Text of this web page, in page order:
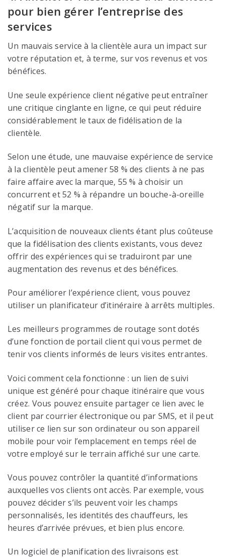
pour bien gérer l’entreprise des
services
Un mauvais service à la clientèle aura un impact sur
votre réputation et, à terme, sur vos revenus et vos
bénéfices.
Une seule expérience client négative peut entraîner
une critique cinglante en ligne, ce qui peut réduire
considérablement le taux de fidélisation de la
clientèle.
Selon une étude, une mauvaise expérience de service
à la clientèle peut amener 58 % des clients à ne pas
faire affaire avec la marque, 55 % à choisir un
concurrent et 52 % à répandre un bouche-à-oreille
négatif sur la marque.
L’acquisition de nouveaux clients étant plus coûteuse
que la fidélisation des clients existants, vous devez
offrir des expériences qui se traduiront par une
augmentation des revenus et des bénéfices.
Pour améliorer l’expérience client, vous pouvez
utiliser un planificateur d’itinéraire à arrêts multiples.
Les meilleurs programmes de routage sont dotés
d’une fonction de portail client qui vous permet de
tenir vos clients informés de leurs visites entrantes.
Voici comment cela fonctionne : un lien de suivi
unique est généré pour chaque itinéraire que vous
créez. Vous pouvez ensuite partager ce lien avec le
client par courrier électronique ou par SMS, et il peut
utiliser ce lien sur son ordinateur ou son appareil
mobile pour voir l’emplacement en temps réel de
votre employé sur le terrain affiché sur une carte.
Vous pouvez contrôler la quantité d’informations
auxquelles vos clients ont accès. Par exemple, vous
pouvez décider s’ils peuvent voir les champs
personnalisés, les identités des chauffeurs, les
heures d’arrivée prévues, et bien plus encore.
Un logiciel de planification des livraisons est